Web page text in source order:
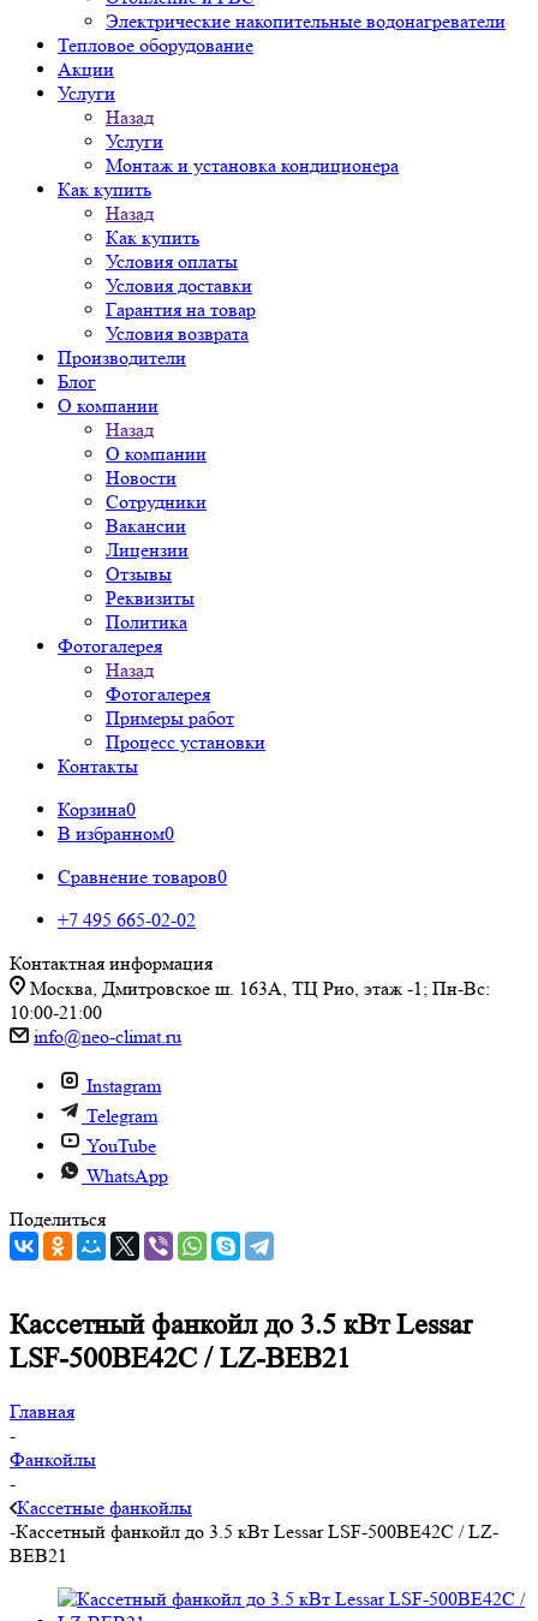
Электрические накопительные водонагреватели
Тепловое оборудование
Акции
Услуги
Назад
Услуги
Монтаж и установка кондиционера
Как купить
Назад
Как купить
Условия оплаты
Условия доставки
Гарантия на товар
Условия возврата
Производители
Блог
О компании
Назад
О компании
Новости
Сотрудники
Вакансии
Лицензии
Отзывы
Реквизиты
Политика
Фотогалерея
Назад
Фотогалерея
Примеры работ
Процесс установки
Контакты
Корзина0
В избранном0
Сравнение товаров0
+7 495 665-02-02
Контактная информация
Москва, Дмитровское ш. 163А, ТЦ Рио, этаж -1; Пн-Вс:
10:00-21:00
info@neo-climat.ru
Instagram
Telegram
YouTube
WhatsApp
Поделиться
Кассетный фанкойл до 3.5 кВт Lessar
LSF-500BE42C / LZ-BEB21
Главная
-
Фанкойлы
-
Кассетные фанкойлы
-Кассетный фанкойл до 3.5 кВт Lessar LSF-500BE42C / LZ-
BEB21